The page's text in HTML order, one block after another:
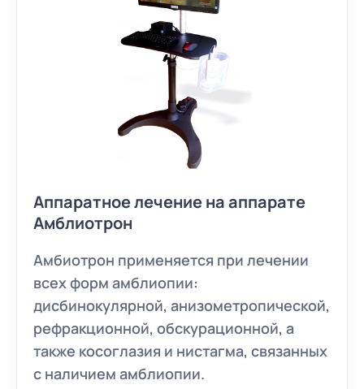
Аппаратное лечение на аппарате
Амблиотрон
Амбиотрон применяется при лечении
всех форм амблиопии:
дисбинокулярной, анизометропической,
рефракционной, обскурационной, а
также косоглазия и нистагма, связанных
с наличием амблиопии.